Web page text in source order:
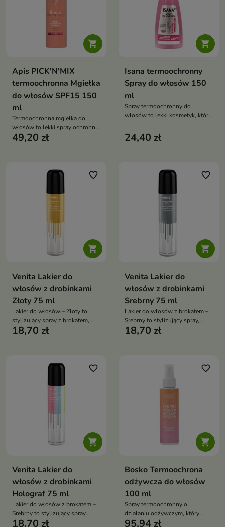

Apis PICK'N'MIX
termoochronna Mgiełka
do włosów SPF15 150
ml
Termoochronna mgiełka do
włosów to lekki spray ochronny,
który zabezpiecza włosy przed
zapobiegając ich łamliwości
49,20 zł

Isana termoochronny
Spray do włosów 150
ml
Spray termoochronny do
włosów to lekki kosmetyk, który
przed wysoką temperaturą
podczas stylizacji. Chroni przed
blask i miękkość
24,40 zł

favorite_border
Venita Lakier do
włosów z drobinkami
Złoty 75 ml
Lakier do włosów – Złoty to
stylizujący spray z brokatem,
który utrwala fryzurę i nadaje jej
18,70 zł

favorite_border
Venita Lakier do
włosów z drobinkami
Srebrny 75 ml
Lakier do włosów z brokatem –
Srebrny to stylizujący spray,
który utrwala fryzurę i nadaje jej
18,70 zł

favorite_border
Venita Lakier do
włosów z drobinkami
Holograf 75 ml
Lakier do włosów z brokatem –
Srebrny to stylizujący spray,
który utrwala fryzurę i nadaje jej
18,70 zł

favorite_border
Bosko Termoochrona
odżywcza do włosów
100 ml
Spray termoochronny o
działaniu odżywczym, który
chroni włosy przed temperaturą
95,94 zł